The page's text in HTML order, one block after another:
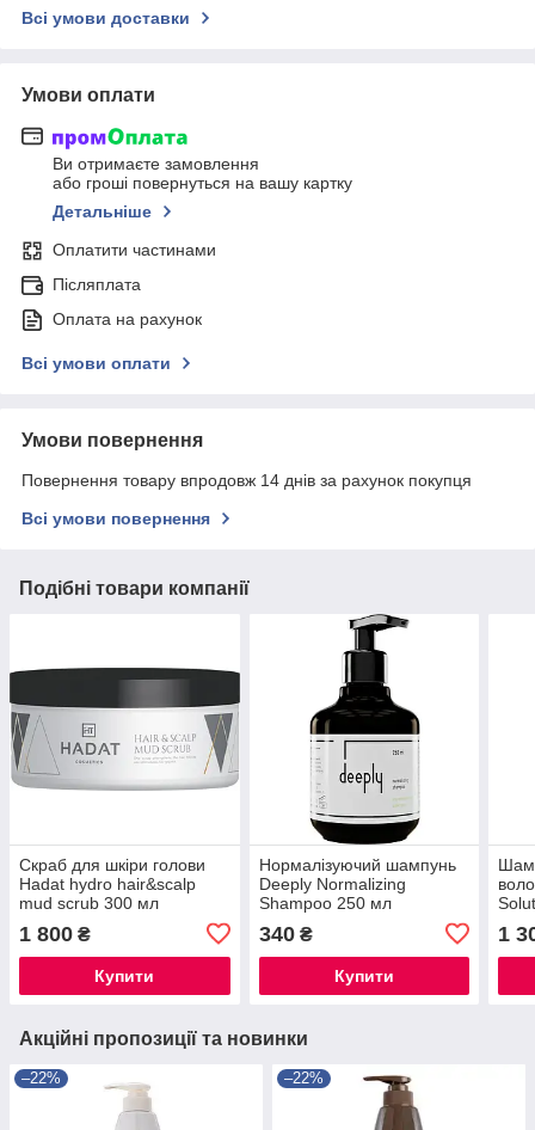
Всі умови доставки
Умови оплати
Ви отримаєте замовлення
або гроші повернуться на вашу картку
Детальніше
Оплатити частинами
Післяплата
Оплата на рахунок
Всі умови оплати
Умови повернення
Повернення товару впродовж 14 днів за рахунок покупця
Всі умови повернення
Подібні товари компанії
Скраб для шкіри голови
Hadat hydro hair&scalp
mud scrub 300 мл
1 800 ₴
Купити
Нормалізуючий шампунь
Deeply Normalizing
Shampoo 250 мл
340₴
Купити
1
Акційні пропозиції та новинки
–22% –22%